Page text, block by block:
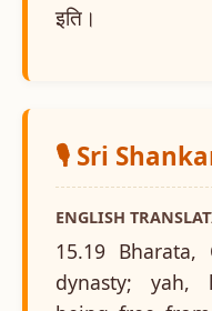
इति।
🎙️ Sri
ENGLISH
15.19
dynasty; yah,